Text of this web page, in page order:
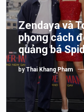
Zendaya và
phong cách
quảng bá
by Thai Khang Pham